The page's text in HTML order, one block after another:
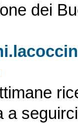
dei
a